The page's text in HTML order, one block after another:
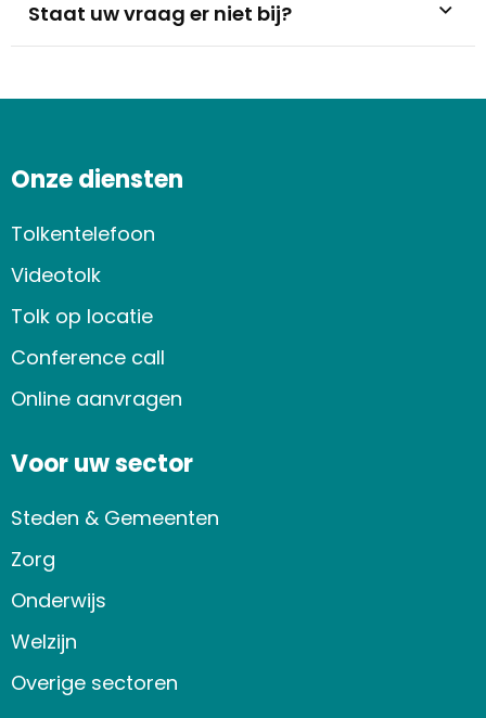
Staat uw vraag er niet bij?
Onze diensten
Tolkentelefoon
Videotolk
Tolk op locatie
Conference call
Online aanvragen
Voor uw sector
Steden & Gemeenten
Zorg
Onderwijs
Welzijn
Overige sectoren